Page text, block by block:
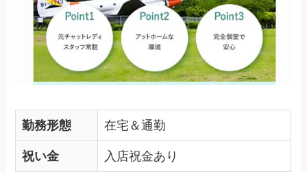
勤務形態 在宅＆通勤
祝い金 入店祝金あり